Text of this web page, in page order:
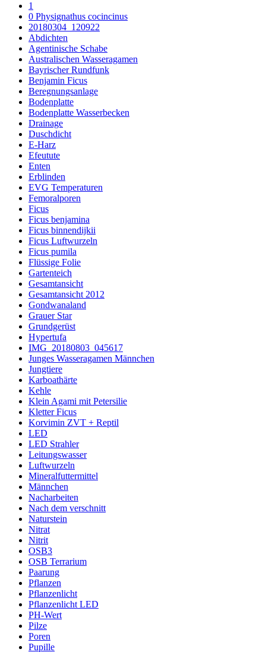
1
0 Physignathus cocincinus
20180304_120922
Abdichten
Agentinische Schabe
Australischen Wasseragamen
Bayrischer Rundfunk
Benjamin Ficus
Beregnungsanlage
Bodenplatte
Bodenplatte Wasserbecken
Drainage
Duschdicht
E-Harz
Efeutute
Enten
Erblinden
EVG Temperaturen
Femoralporen
Ficus
Ficus benjamina
Ficus binnendijkii
Ficus Luftwurzeln
Ficus pumila
Flüssige Folie
Gartenteich
Gesamtansicht
Gesamtansicht 2012
Gondwanaland
Grauer Star
Grundgerüst
Hypertufa
IMG_20180803_045617
Junges Wasseragamen Männchen
Jungtiere
Karboathärte
Kehle
Klein Agami mit Petersilie
Kletter Ficus
Korvimin ZVT + Reptil
LED
LED Strahler
Leitungswasser
Luftwurzeln
Mineralfuttermittel
Männchen
Nacharbeiten
Nach dem verschnitt
Naturstein
Nitrat
Nitrit
OSB3
OSB Terrarium
Paarung
Pflanzen
Pflanzenlicht
Pflanzenlicht LED
PH-Wert
Pilze
Poren
Pupille